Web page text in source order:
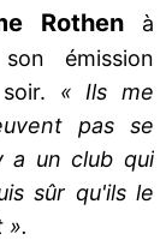
Rothen
à
émission
« Ils me
pas se
a un club qui
sûr qu'ils le
».